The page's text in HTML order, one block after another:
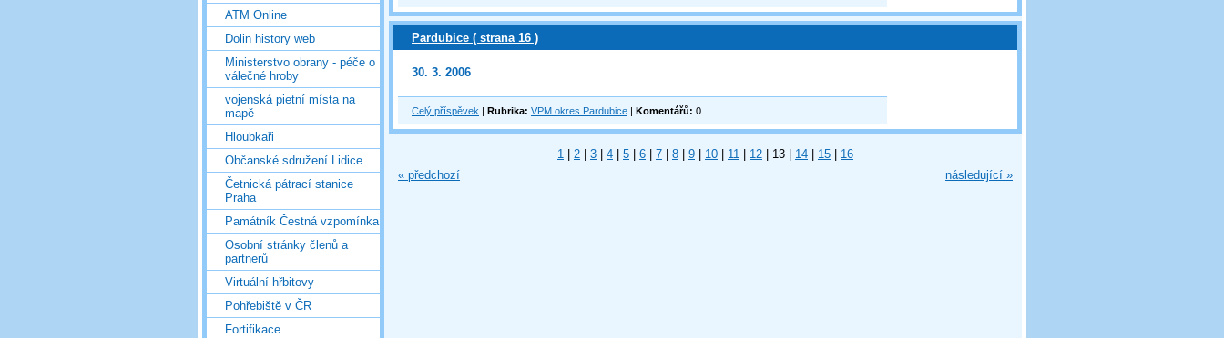
ATM Online
Dolin history web
Ministerstvo obrany - péče o
válečné hroby
vojenská pietní místa na
mapě
Hloubkaři
Občanské sdružení Lidice
Četnická pátrací stanice
Praha
Památník Čestná vzpomínka
Osobní stránky členů a
partnerů
Virtuální hřbitovy
Pohřebiště v ČR
Fortifikace
Pardubice ( strana 16 )
30. 3. 2006
Celý příspěvek | Rubrika: VPM okres Pardubice | Komentářů: 0
« předchozí
1 2 3 4 5 6 7 8 9 10 11 12 13 14 15
16
následující »